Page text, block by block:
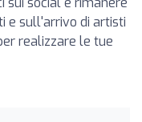
e sull'arrivo di artisti
realizzare le tue